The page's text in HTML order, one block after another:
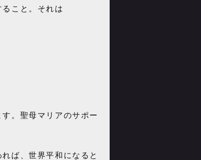
こと。それは
。聖母マリアのサポー
ば、世界平和になると